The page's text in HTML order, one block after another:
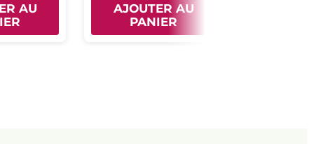
AU
AJOUTER AU
PANIER